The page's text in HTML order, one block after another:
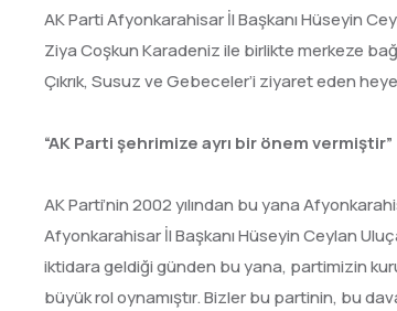
AK Parti Afyonkarahisar İl Başkanı Hüseyin
Ziya Coşkun Karadeniz ile birlikte merkeze
Çıkrık, Susuz ve Gebeceler’i ziyaret eden
“AK Parti şehrimize ayrı bir önem vermiştir”
AK Parti’nin 2002 yılından bu yana
Afyonkarahisar İl Başkanı Hüseyin Ceylan
iktidara geldiği günden bu yana, partimizin
büyük rol oynamıştır. Bizler bu partinin, bu